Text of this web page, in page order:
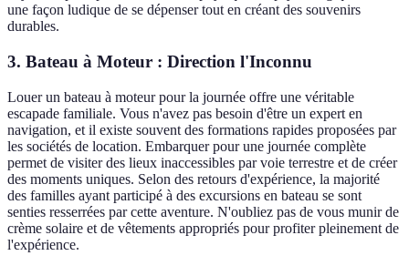
une façon ludique de se dépenser tout en créant des souvenirs
durables.
3. Bateau à Moteur : Direction l'Inconnu
Louer un bateau à moteur pour la journée offre une véritable
escapade familiale. Vous n'avez pas besoin d'être un expert en
navigation, et il existe souvent des formations rapides proposées par
les sociétés de location. Embarquer pour une journée complète
permet de visiter des lieux inaccessibles par voie terrestre et de créer
des moments uniques. Selon des retours d'expérience, la majorité
des familles ayant participé à des excursions en bateau se sont
senties resserrées par cette aventure. N'oubliez pas de vous munir de
crème solaire et de vêtements appropriés pour profiter pleinement de
l'expérience.